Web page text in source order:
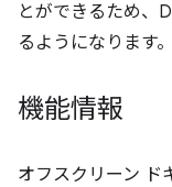
とができるため、
るようになります。
機能情報
オフスクリーン ド